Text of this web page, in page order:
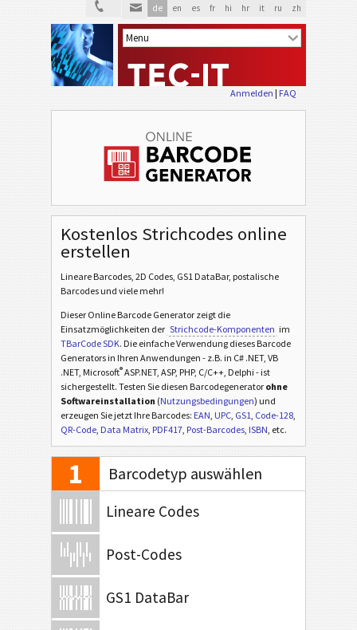
de en es fr hi hr it ru zh
Anmelden | FAQ
Kostenlos Strichcodes online
erstellen
Lineare Barcodes, 2D Codes, GS1 DataBar, postalische
Barcodes und viele mehr!
Dieser Online Barcode Generator zeigt die
Einsatzmöglichkeiten der Strichcode-Komponenten im
TBarCode SDK. Die einfache Verwendung dieses Barcode
Generators in Ihren Anwendungen - z.B. in C# .NET, VB
.NET, Microsoft®ASP.NET, ASP, PHP, C/C++, Delphi - ist
sichergestellt. Testen Sie diesen Barcodegenerator ohne
Softwareinstallation (Nutzungsbedingungen) und
erzeugen Sie jetzt Ihre Barcodes: EAN, UPC, GS1, Code-128,
QR-Code, Data Matrix, PDF417, Post-Barcodes, ISBN, etc.
1 Barcodetyp auswählen
Lineare Codes
Post-Codes
GS1 DataBar